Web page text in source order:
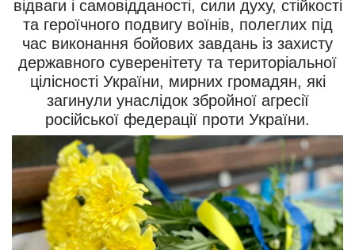
відваги і самовідданості, сили духу, стійкості
та героїчного подвигу воїнів, полеглих під
час виконання бойових завдань із захисту
державного суверенітету та територіальної
цілісності України, мирних громадян, які
загинули унаслідок збройної агресії
російської федерації проти України.